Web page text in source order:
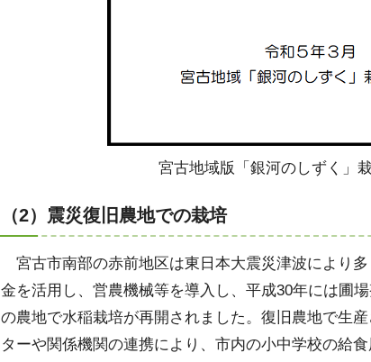
宮古地域版「銀河のしずく」
（2）震災復旧農地での栽培
宮古市南部の赤前地区は東日本大震災津波により
金を活用し、営農機械等を導入し、平成30年には圃
の農地で水稲栽培が再開されました。復旧農地で生
ターや関係機関の連携により、市内の小中学校の給